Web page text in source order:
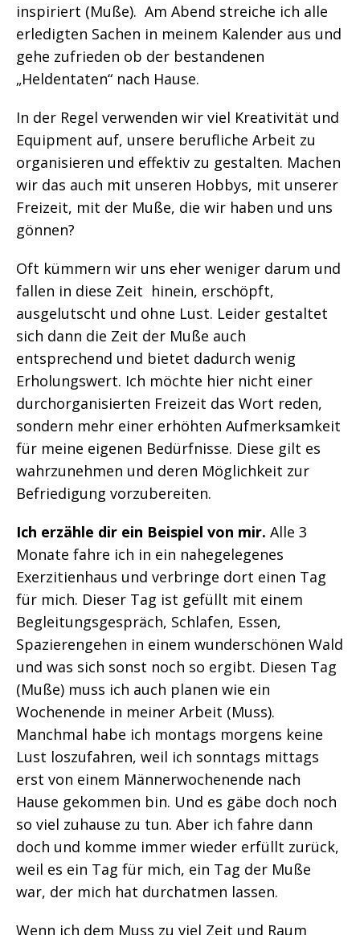
inspiriert (Muße). Am Abend streiche ich alle
erledigten Sachen in meinem Kalender aus und
gehe zufrieden ob der bestandenen
„Heldentaten“ nach Hause.
In der Regel verwenden wir viel Kreativität und
Equipment auf, unsere berufliche Arbeit zu
organisieren und effektiv zu gestalten. Machen
wir das auch mit unseren Hobbys, mit unserer
Freizeit, mit der Muße, die wir haben und uns
gönnen?
Oft kümmern wir uns eher weniger darum und
fallen in diese Zeit hinein, erschöpft,
ausgelutscht und ohne Lust. Leider gestaltet
sich dann die Zeit der Muße auch
entsprechend und bietet dadurch wenig
Erholungswert. Ich möchte hier nicht einer
durchorganisierten Freizeit das Wort reden,
sondern mehr einer erhöhten Aufmerksamkeit
für meine eigenen Bedürfnisse. Diese gilt es
wahrzunehmen und deren Möglichkeit zur
Befriedigung vorzubereiten.
Ich erzähle dir ein Beispiel von mir. Alle 3
Monate fahre ich in ein nahegelegenes
Exerzitienhaus und verbringe dort einen Tag
für mich. Dieser Tag ist gefüllt mit einem
Begleitungsgespräch, Schlafen, Essen,
Spazierengehen in einem wunderschönen Wald
und was sich sonst noch so ergibt. Diesen Tag
(Muße) muss ich auch planen wie ein
Wochenende in meiner Arbeit (Muss).
Manchmal habe ich montags morgens keine
Lust loszufahren, weil ich sonntags mittags
erst von einem Männerwochenende nach
Hause gekommen bin. Und es gäbe doch noch
so viel zuhause zu tun. Aber ich fahre dann
doch und komme immer wieder erfüllt zurück,
weil es ein Tag für mich, ein Tag der Muße
war, der mich hat durchatmen lassen.
Wenn ich dem Muss zu viel Zeit und Raum